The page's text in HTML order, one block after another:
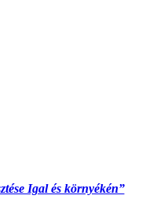
Igal és környékén”